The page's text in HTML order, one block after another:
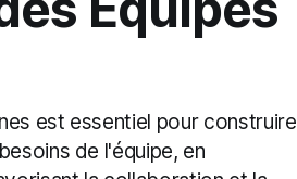
est essentiel pour construire
de l'équipe, en